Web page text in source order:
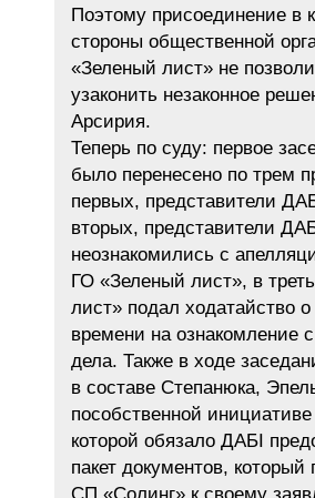
Поэтому присоединение в
стороны общественной
«Зеленый лист» не
узаконить незаконное
Арсирия.
Теперь по суду: первое
было перенесено по трем
первых, представители
вторых, представители
неознакомились с
ГО «Зеленый лист», в
лист» подал ходатайство
времени на ознакомление
дела. Также в ходе
в составе Степанюка,
пособственной
которой обязало ДАБІ
пакет документов, который
СП «Солинг» к своему